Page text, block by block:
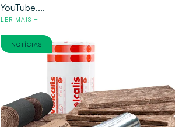
YouTube....
LER MAIS +
NOTÍCIAS